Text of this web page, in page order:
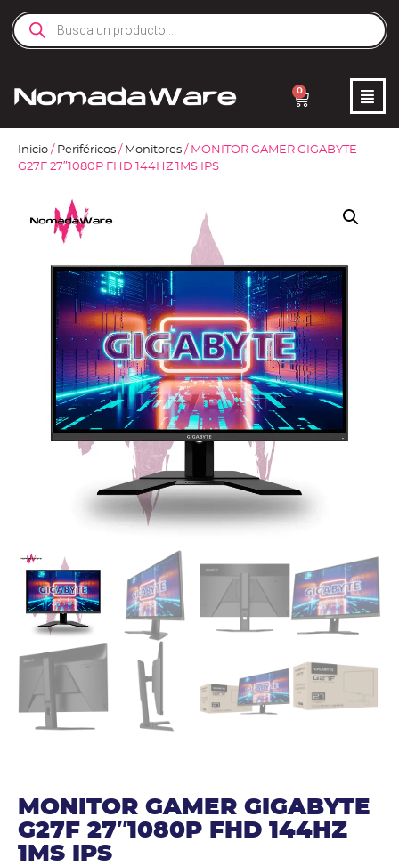
0
Inicio / Periféricos / Monitores / MONITOR GAMER GIGABYTE
G27F 27″1080P FHD 144HZ 1MS IPS
MONITOR GAMER GIGABYTE
G27F 27″1080P FHD 144HZ
1MS IPS